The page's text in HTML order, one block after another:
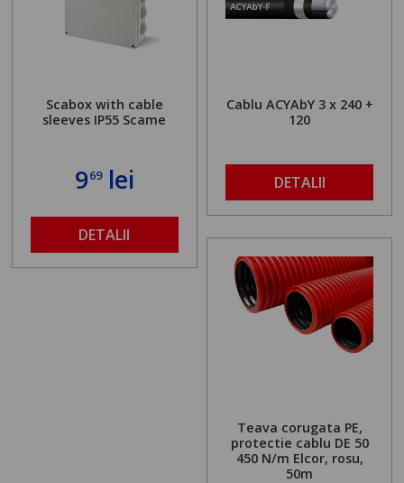
Scabox with cable
sleeves IP55 Scame
969lei
DETALII
Cablu ACYAbY 3 x 240 +
120
DETALII
Teava corugata PE,
protectie cablu DE 50
450 N/m Elcor, rosu,
50m